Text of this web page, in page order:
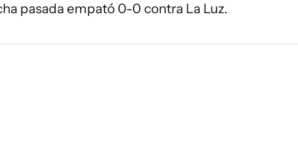
pasada empató 0-0 contra La Luz.